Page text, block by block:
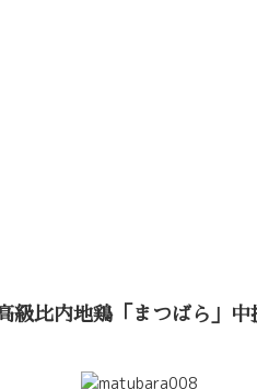
級比内地鶏「まつばら」中